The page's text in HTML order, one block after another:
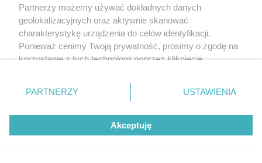
Partnerzy możemy używać dokładnych danych
geolokalizacyjnych oraz aktywnie skanować
charakterystykę urządzenia do celów identyfikacji.
Ponieważ cenimy Twoją prywatność, prosimy o zgodę na
korzystanie z tych technologii poprzez kliknięcie
zmienić/wycofać klikając przycisk ustawień prywatności
znajdujący się w lewym dolnym rogu strony
rodzaje przetwarzania danych nie wymagają zgody
użytkownika, ale masz prawo sprzeciwić się takiemu
przetwarzaniu. Preferencje będą miały zastosowanie tylko
PARTNERZY USTAWIENIA
Akceptuję